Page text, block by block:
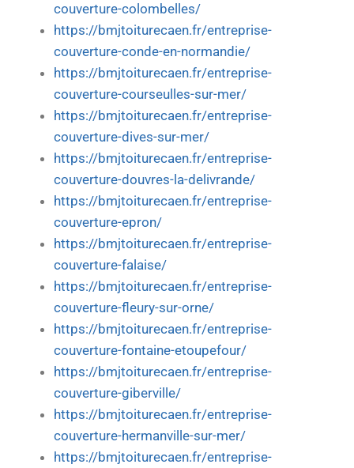
couverture-colombelles/
https://bmjtoiturecaen.fr/entreprise-
couverture-conde-en-normandie/
https://bmjtoiturecaen.fr/entreprise-
couverture-courseulles-sur-mer/
https://bmjtoiturecaen.fr/entreprise-
couverture-dives-sur-mer/
https://bmjtoiturecaen.fr/entreprise-
couverture-douvres-la-delivrande/
https://bmjtoiturecaen.fr/entreprise-
couverture-epron/
https://bmjtoiturecaen.fr/entreprise-
couverture-falaise/
https://bmjtoiturecaen.fr/entreprise-
couverture-fleury-sur-orne/
https://bmjtoiturecaen.fr/entreprise-
couverture-fontaine-etoupefour/
https://bmjtoiturecaen.fr/entreprise-
couverture-giberville/
https://bmjtoiturecaen.fr/entreprise-
couverture-hermanville-sur-mer/
https://bmjtoiturecaen.fr/entreprise-